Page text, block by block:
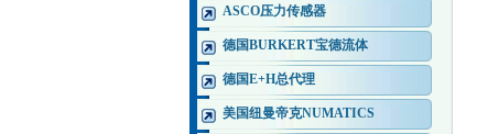
ASCO压力传感器
德国BURKERT宝德流体
德国E+H总代理
美国纽曼帝克NUMATICS